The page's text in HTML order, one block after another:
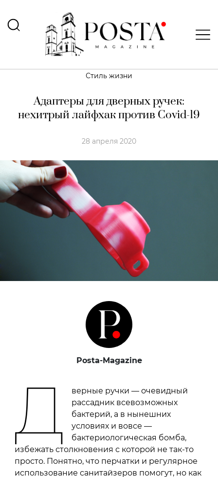
Стиль жизни
Адаптеры для дверных ручек:
нехитрый лайфхак против Covid-19
28 апреля 2020
Posta-Magazine
Д
верные ручки — очевидный
рассадник всевозможных
бактерий, а в нынешних
условиях и вовсе —
бактериологическая бомба,
избежать столкновения с которой не так-то
просто. Понятно, что перчатки и регулярное
использование санитайзеров помогут, но как